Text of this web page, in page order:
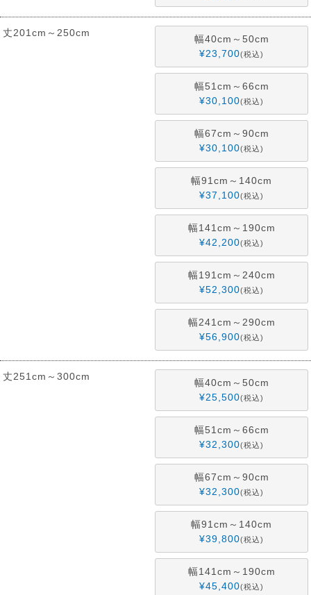
丈201cm～250cm
幅40cm～50cm
¥23,700 税込
幅51cm～66cm
¥30,100 税込
幅67cm～90cm
¥30,100 税込
幅91cm～140cm
¥37,100 税込
幅141cm～190cm
¥42,200 税込
幅191cm～240cm
¥52,300 税込
幅241cm～290cm
¥56,900 税込
丈251cm～300cm
幅40cm～50cm
¥25,500 税込
幅51cm～66cm
¥32,300 税込
幅67cm～90cm
¥32,300 税込
幅91cm～140cm
¥39,800 税込
幅141cm～190cm
¥45,400 税込